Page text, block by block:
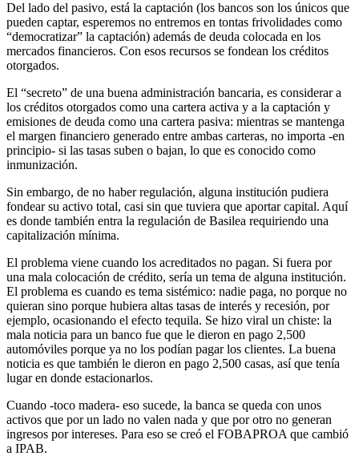
Del lado del pasivo, está la captación (los bancos son los únicos que
pueden captar, esperemos no entremos en tontas frivolidades como
“democratizar” la captación) además de deuda colocada en los
mercados financieros. Con esos recursos se fondean los créditos
otorgados.
El “secreto” de una buena administración bancaria, es considerar a
los créditos otorgados como una cartera activa y a la captación y
emisiones de deuda como una cartera pasiva: mientras se mantenga
el margen financiero generado entre ambas carteras, no importa -en
principio- si las tasas suben o bajan, lo que es conocido como
inmunización.
Sin embargo, de no haber regulación, alguna institución pudiera
fondear su activo total, casi sin que tuviera que aportar capital. Aquí
es donde también entra la regulación de Basilea requiriendo una
capitalización mínima.
El problema viene cuando los acreditados no pagan. Si fuera por
una mala colocación de crédito, sería un tema de alguna institución.
El problema es cuando es tema sistémico: nadie paga, no porque no
quieran sino porque hubiera altas tasas de interés y recesión, por
ejemplo, ocasionando el efecto tequila. Se hizo viral un chiste: la
mala noticia para un banco fue que le dieron en pago 2,500
automóviles porque ya no los podían pagar los clientes. La buena
noticia es que también le dieron en pago 2,500 casas, así que tenía
lugar en donde estacionarlos.
Cuando -toco madera- eso sucede, la banca se queda con unos
activos que por un lado no valen nada y que por otro no generan
ingresos por intereses. Para eso se creó el FOBAPROA que cambió
a IPAB.